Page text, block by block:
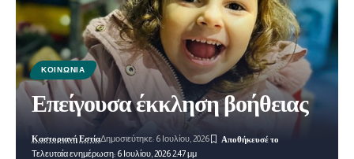
ΚΟΙΝΩΝΊΑ
Επείγουσα έκκληση βοήθειας
Τελευταία ενημέρωση: 6 Ιουλίου, 2026 2:47 μμ
Καστοριανή ΕστίαΔημοσιεύτηκε: 6 Ιουλίου, 2026